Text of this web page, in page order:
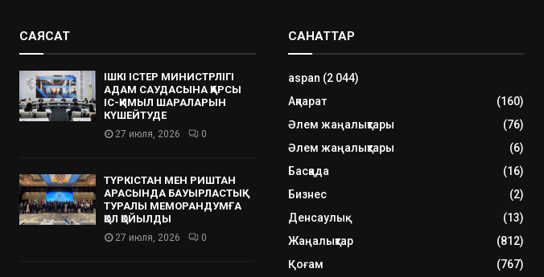
САЯСАТ
ІШКІ ІСТЕР МИНИСТРЛІГІ
АДАМ САУДАСЫНА ҚАРСЫ
ІС-ҚИМЫЛ ШАРАЛАРЫН
КҮШЕЙТУДЕ
27 июля, 2026 0
ТҮРКІСТАН МЕН РИШТАН
АРАСЫНДА БАУЫРЛАСТЫҚ
ТУРАЛЫ МЕМОРАНДУМҒА
ҚОЛ ҚОЙЫЛДЫ
27 июля, 2026 0
САНАТТАР
aspan (2 044)
Ақпарат
(160)
Әлем жаңалықтары
(76)
Әлем жаңалықтары
(6)
Басқада
(16)
Бизнес
(2)
Денсаулық
(13)
Жаңалықтар
(812)
Қоғам
(767)